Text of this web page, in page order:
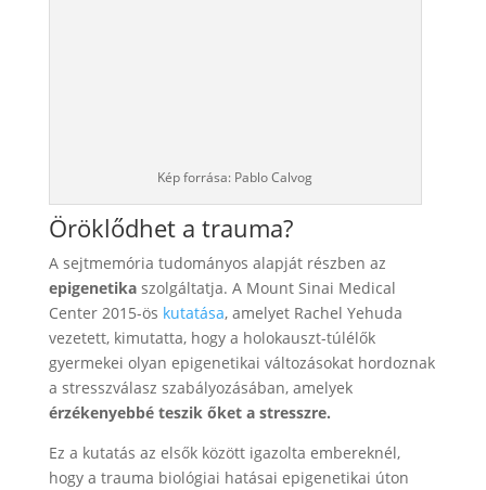
Kép forrása: Pablo Calvog
Öröklődhet a trauma?
A sejtmemória tudományos alapját részben az
epigenetika szolgáltatja. A Mount Sinai Medical
Center 2015-ös kutatása, amelyet Rachel Yehuda
vezetett, kimutatta, hogy a holokauszt-túlélők
gyermekei olyan epigenetikai változásokat hordoznak
a stresszválasz szabályozásában, amelyek
érzékenyebbé teszik őket a stresszre.
Ez a kutatás az elsők között igazolta embereknél,
hogy a trauma biológiai hatásai epigenetikai úton